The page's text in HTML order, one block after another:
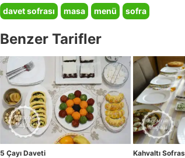
davet sofrası masa menü sofra
Benzer Tarifler
5 Çayı Daveti Kahvaltı